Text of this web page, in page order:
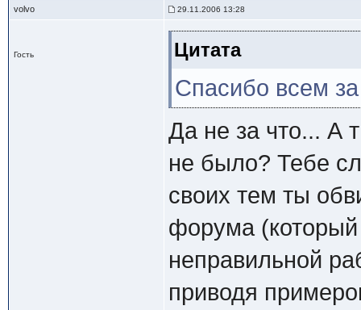
volvo 29.11.2006 13:28
Гость Цитата
Спасибо всем
Да не за что...
не было? Тебе
своих тем ты
форума (который
неправильной
приводя